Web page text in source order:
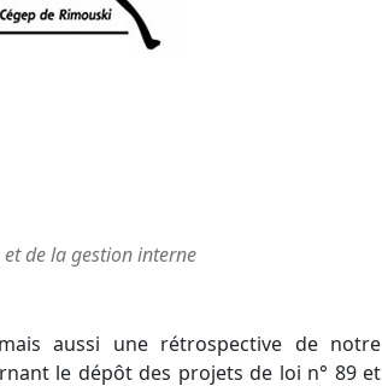
de la gestion interne
aussi une rétrospective de notre
le dépôt des projets de loi n° 89 et